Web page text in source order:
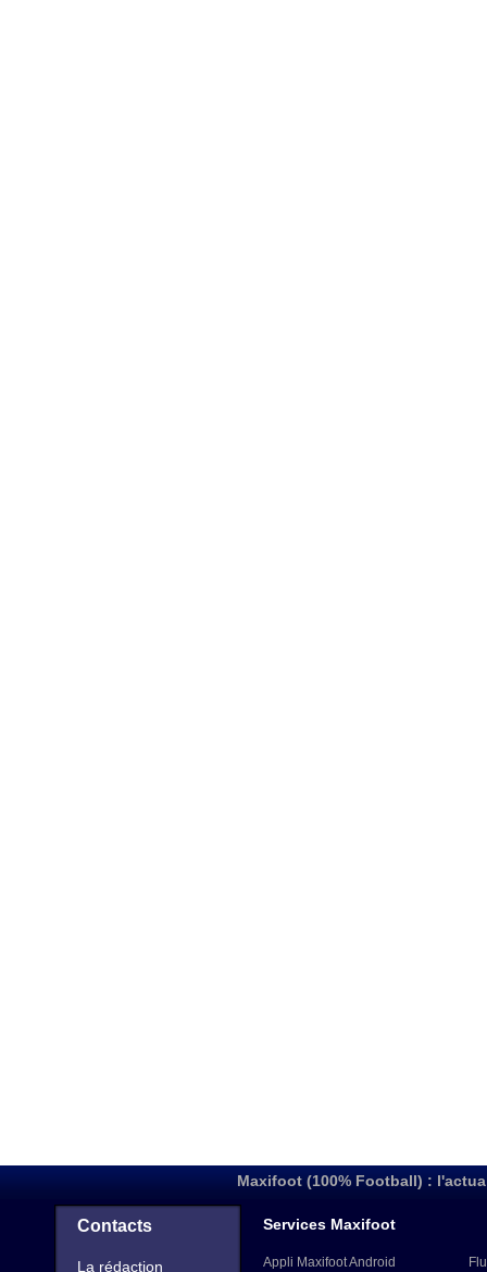
Maxifoot (100% Football) :
Contacts
La rédaction
Services Maxifoot
Appli Maxifoot Android